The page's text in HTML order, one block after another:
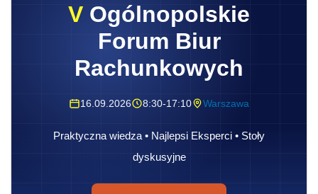
V Ogólnopolskie
Forum Biur
Rachunkowych
16.09.2026 8:30-17:10 Warszawa
Praktyczna wiedza • Najlepsi Eksperci • Stoły
dyskusyjne